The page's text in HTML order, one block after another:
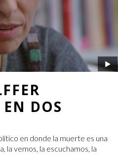
DOS
en donde la muerte es una
la vemos, la escuchamos, la